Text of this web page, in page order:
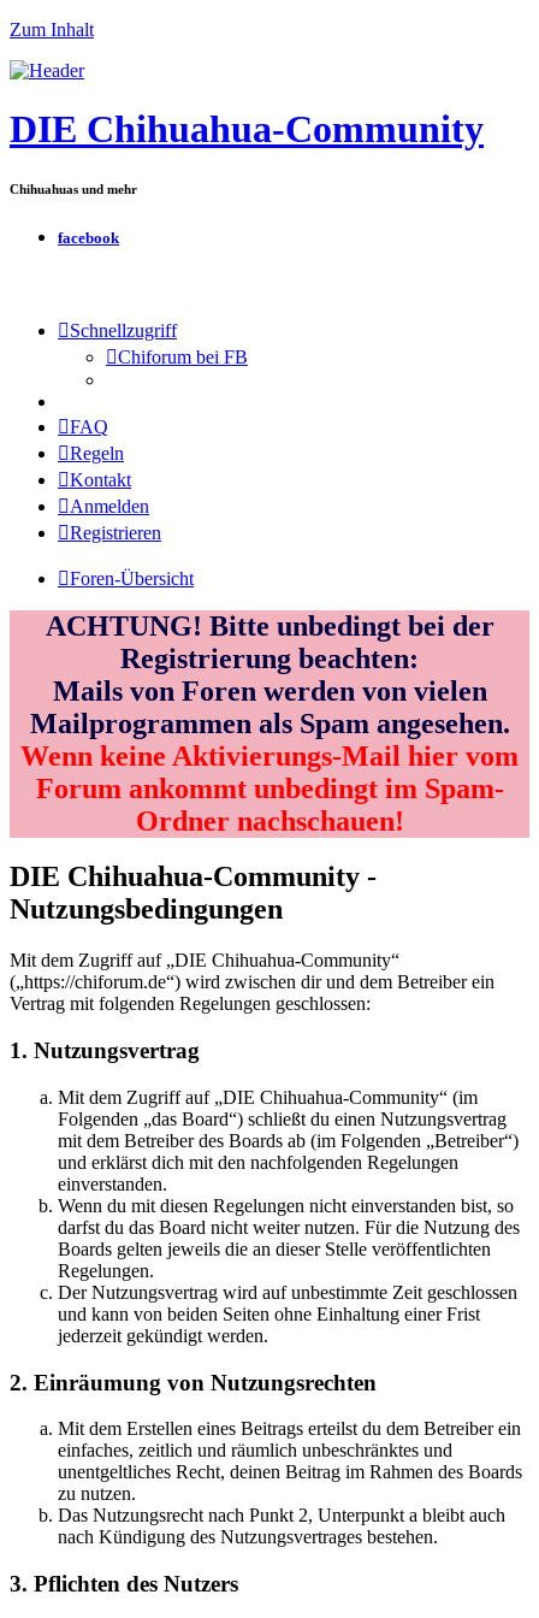
Zum Inhalt
DIE Chihuahua-Community
Chihuahuas und mehr
facebook
Schnellzugriff
Chiforum bei FB
FAQ
Regeln
Kontakt
Anmelden
Registrieren
Foren-Übersicht
ACHTUNG! Bitte unbedingt bei der
Registrierung beachten:
Mails von Foren werden von vielen
Mailprogrammen als Spam angesehen.
Wenn keine Aktivierungs-Mail hier vom
Forum ankommt unbedingt im Spam-
Ordner nachschauen!
DIE Chihuahua-Community -
Nutzungsbedingungen
Mit dem Zugriff auf „DIE Chihuahua-Community“
(„https://chiforum.de“) wird zwischen dir und dem Betreiber ein
Vertrag mit folgenden Regelungen geschlossen:
1. Nutzungsvertrag
Mit dem Zugriff auf „DIE Chihuahua-Community“ (im
Folgenden „das Board“) schließt du einen Nutzungsvertrag
mit dem Betreiber des Boards ab (im Folgenden „Betreiber“)
und erklärst dich mit den nachfolgenden Regelungen
einverstanden.
Wenn du mit diesen Regelungen nicht einverstanden bist, so
darfst du das Board nicht weiter nutzen. Für die Nutzung des
Boards gelten jeweils die an dieser Stelle veröffentlichten
Regelungen.
Der Nutzungsvertrag wird auf unbestimmte Zeit geschlossen
und kann von beiden Seiten ohne Einhaltung einer Frist
jederzeit gekündigt werden.
2. Einräumung von Nutzungsrechten
Mit dem Erstellen eines Beitrags erteilst du dem Betreiber ein
einfaches, zeitlich und räumlich unbeschränktes und
unentgeltliches Recht, deinen Beitrag im Rahmen des Boards
zu nutzen.
Das Nutzungsrecht nach Punkt 2, Unterpunkt a bleibt auch
nach Kündigung des Nutzungsvertrages bestehen.
3. Pflichten des Nutzers